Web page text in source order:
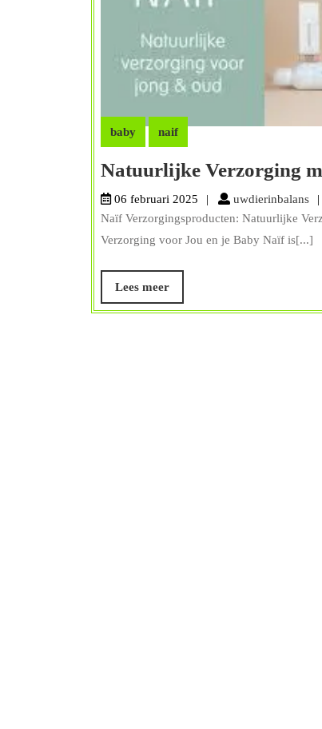
baby naif
Natuurlijke Verzorging
06 februari 2025 uwdierinbalans
Naïf Verzorgingsproducten: Natuurlijke
Verzorging voor Jou en je Baby Naïf is[...]
Lees meerLees
meer